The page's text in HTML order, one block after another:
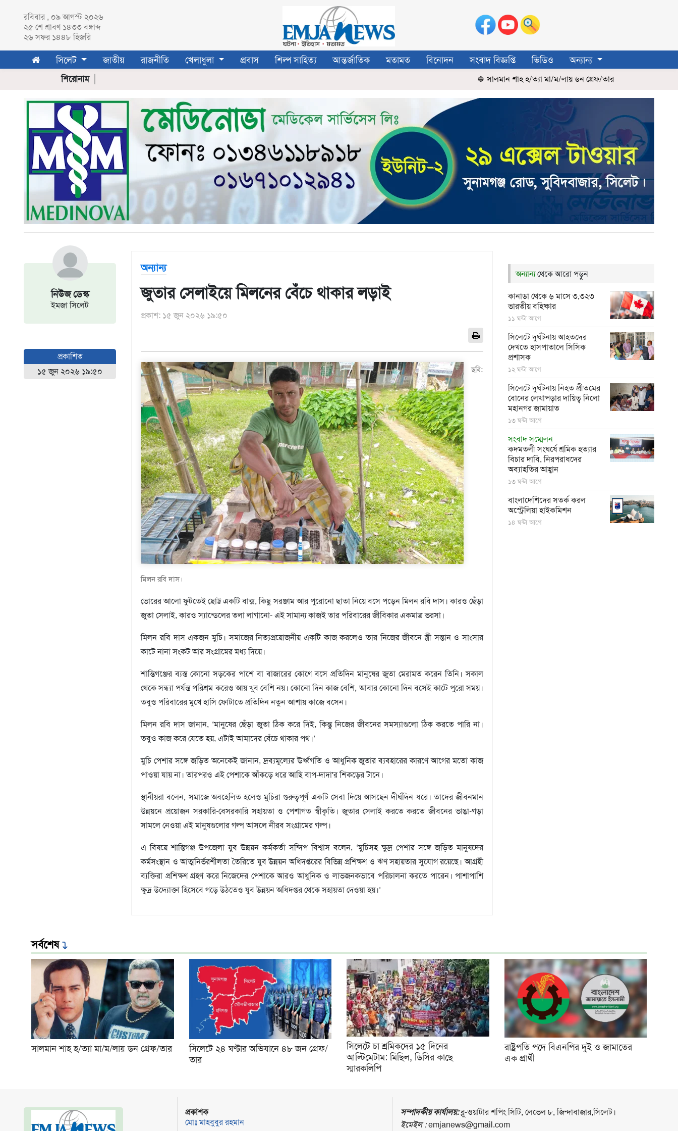
সিলেট
সিলেট
জেলা
মৌলভীবাজার
জাতীয়
রাজনীতি
খেলাধুলা
ফুটবল
অন্যান্য
ইউরোপ
আমেরিকা
এন্টারটিকা
রবিবার , ০৯ আগস্ট ২০২৬
২৫ শেশ্রাবণ১৪৩৩ বঙ্গাব্দ
২৬ সফর ১৪৪৮ হিজরি
সিলেট জাতীয় রাজনীতি খেলাধুলা প্রবাস শিল্প সাহিত্য আন্তর্জাতিক মতামত বিনোদন সংবাদ বিজ্ঞপ্তি ভিডিও অন্যান্য
শিরোনাম সালমান শাহ হ/ত্যা মা/ম/লায় ডন গ্রেফ/তার
নিউজ ডেস্ক
ইমজা সিলেট
প্রকাশিত
১৫ জুন ২০২৬ ১৯:৫০
অন্যান্য
জুতার সেলাইয়ে মিলনের বেঁচে থাকার লড়াই
প্রকাশ: ১৫ জুন ২০২৬ ১৯:৫০
ছবি:
মিলন রবি দাস।
ভোরের আলো ফুটতেই ছোট্ট একটি বাক্স, কিছু সরঞ্জাম আর পুরোনো ছাতা নিয়ে বসে পড়েন মিলন রবি দাস। কারও ছেঁড়া
জুতা সেলাই, কারও স্যান্ডেলের তলা লাগানো- এই সামান্য কাজই তার পরিবারের জীবিকার একমাত্র ভরসা।
মিলন রবি দাস একজন মুচি। সমাজের নিত্যপ্রয়োজনীয় একটি কাজ করলেও তার নিজের জীবনে স্ত্রী সন্তান ও সাংসার
কাটে নানা সংকট আর সংগ্রামের মধ্য দিয়ে।
শান্তিগঞ্জের ব্যস্ত কোনো সড়কের পাশে বা বাজারের কোণে বসে প্রতিদিন মানুষের জুতা মেরামত করেন তিনি। সকাল
থেকে সন্ধ্যা পর্যন্ত পরিশ্রম করেও আয় খুব বেশি নয়। কোনো দিন কাজ বেশি, আবার কোনো দিন বসেই কাটে পুরো সময়।
তবুও পরিবারের মুখে হাসি ফোটাতে প্রতিদিন নতুন আশায় কাজে বসেন।
মিলন রবি দাস জানান, ‘মানুষের ছেঁড়া জুতা ঠিক করে দিই, কিন্তু নিজের জীবনের সমস্যাগুলো ঠিক করতে পারি না।
তবুও কাজ করে যেতে হয়, এটাই আমাদের বেঁচে থাকার পথ।’
মুচি পেশার সঙ্গে জড়িত অনেকেই জানান, দ্রব্যমূল্যের ঊর্ধ্বগতি ও আধুনিক জুতার ব্যবহারের কারণে আগের মতো কাজ
পাওয়া যায় না। তারপরও এই পেশাকে আঁকড়ে ধরে আছি বাপ-দাদা'র শিকড়ের টানে।
স্থানীয়রা বলেন, সমাজে অবহেলিত হলেও মুচিরা গুরুত্বপূর্ণ একটি সেবা দিয়ে আসছেন দীর্ঘদিন ধরে। তাদের জীবনমান
উন্নয়নে প্রয়োজন সরকারি-বেসরকারি সহায়তা ও পেশাগত স্বীকৃতি। জুতার সেলাই করতে করতে জীবনের ভাঙা-গড়া
সামলে নেওয়া এই মানুষগুলোর গল্প আসলে নীরব সংগ্রামের গল্প।
এ বিষয়ে শান্তিগঞ্জ উপজেলা যুব উন্নয়ন কর্মকর্তা সন্দিপ বিশ্বাস বলেন, ‘মুচিসহ ক্ষুদ্র পেশার সঙ্গে জড়িত মানুষদের
কর্মসংস্থান ও আত্মনির্ভরশীলতা তৈরিতে যুব উন্নয়ন অধিদপ্তরের বিভিন্ন প্রশিক্ষণ ও ঋণ সহায়তার সুযোগ রয়েছে। আগ্রহী
ব্যক্তিরা প্রশিক্ষণ গ্রহণ করে নিজেদের পেশাকে আরও আধুনিক ও লাভজনকভাবে পরিচালনা করতে পারেন। পাশাপাশি
ক্ষুদ্র উদ্যোক্তা হিসেবে গড়ে উঠতেও যুব উন্নয়ন অধিদপ্তর থেকে সহায়তা দেওয়া হয়।’
অন্যান্যথেকে আরো পড়ুন
কানাডা থেকে ৬ মাসে ৩,৩২৩
ভারতীয় বহিষ্কার
১১ ঘন্টা আগে
সিলেটে দুর্ঘটনায় আহতদের
দেখতে হাসপাতালে সিসিক
প্রশাসক
১২ ঘন্টা আগে
সিলেটে দুর্ঘটনায় নিহত প্রীতমের
বোনের লেখাপড়ার দায়িত্ব নিলো
মহানগর জামায়াত
১৩ ঘন্টা আগে
সংবাদ সম্মেলন
কদমতলী সংঘর্ষে শ্রমিক হত্যার
বিচার দাবি, নিরপরাধদের
অব্যাহতির আহ্বান
১৩ ঘন্টা আগে
বাংলাদেশিদের সতর্ক করল
অস্ট্রেলিয়া হাইকমিশন
১৪ ঘন্টা আগে
সর্বশেষ
সালমান শাহ হ/ত্যা মা/ম/লায় ডন গ্রেফ/তার
সিলেটে ২৪ ঘণ্টার অভিযানে ৪৮ জন গ্রেফ/
তার
সিলেটে চা শ্রমিকদের ১৫ দিনের
আল্টিমেটাম: মিছিল, ডিসির কাছে
স্মারকলিপি
রাষ্ট্রপতি পদে বিএনপির দুই ও জামাতের
এক প্রার্থী
প্রকাশক
মোঃ মাহবুবুর রহমান
সম্পাদকীয় কার্যালয়:ব্লু-ওয়াটার শপিং সিটি, লেভেল ৮, জিন্দাবাজার,সিলেট।
ইমেইল :emjanews@gmail.com